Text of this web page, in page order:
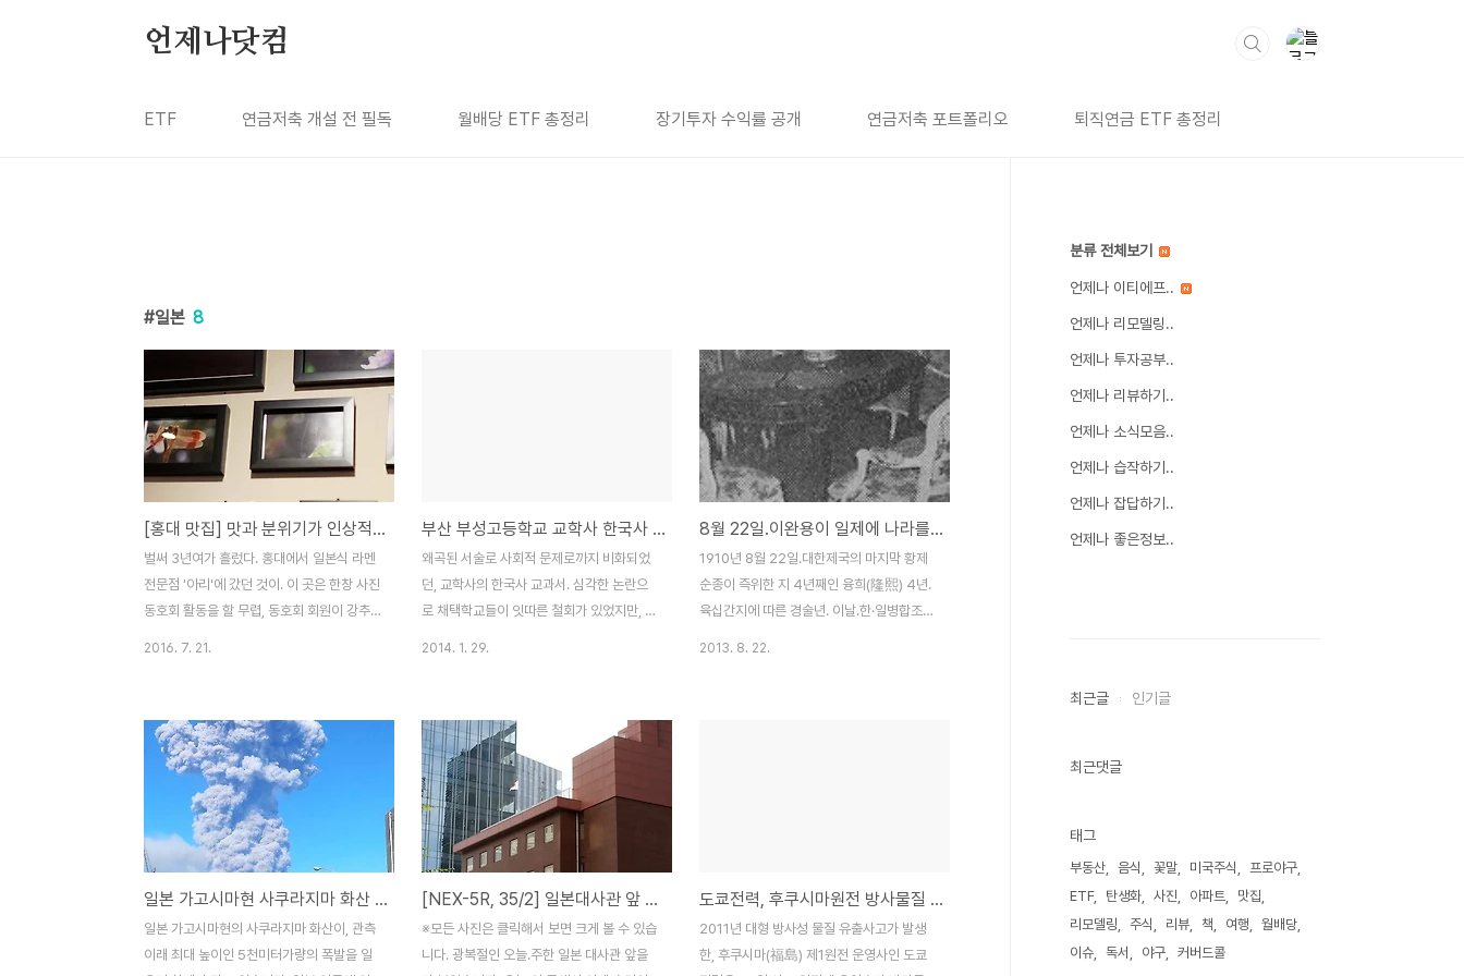
언제나닷컴
ETF 연금저축 개설 전 필독 월배당 ETF 총정리 장기투자 수익률 공개 연금저축 포트폴리오 퇴직연금 ETF 총정리
일본 8
[홍대 맛집] 맛과 분위기가 인상적이었던 일본식 라멘전문점 '아리라멘'
벌써 3년여가 흘렀다. 홍대에서 일본식 라멘
전문점 '아리'에 갔던 것이. 이 곳은 한창 사진
동호회 활동을 할 무렵, 동호회 회원이 강추
삼아 올려 본다. 매장 전반적인 분위기는 드
라마나 영화를 통해 보았던 일본풍이었다. 워
낙 오래 전의 일이라 무슨 라멘인지는 기억이
잘 안 난다. 초심자들이 무난하게 접할 라멘
이라고 해서 선택했던 기억이다. 상당히 특이
하게 보였던 꼬치류들. 역시나 메뉴명은 기억
이 안 난다. 작은 종지와 정말 잘 어울렸던 계
란 노른자의 모습. 맛이 괜찮아서 깨끗하게
비웠던 기억. 일본풍의 고양이 그림이 무척이
2016. 7. 21.
부산 부성고등학교 교학사 한국사 교과서 단독 채택
왜곡된 서술로 사회적 문제로까지 비화되었
던, 교학사의 한국사 교과서. 심각한 논란으
로 채택학교들이 잇따른 철회가 있었지만, 결
는 전국 고교 가운데 유일하게, 교학사의 한
국사 교과서를 채택한 학교가 되었습니다. 최
근, 독도영유권 주장 및 위안부 등, 일본의 역
사왜곡 교과서로 인해, 한.일간의 외교분쟁도
불사하겠다는 분위기가 형성되어 있는데요.
정작 자국내에서 이러한 논란의 교과서가, 의
혹 섞인 검정과정을 통과하고 정부 및 여권
인사들의 채택 독려 등을 거친 것을 보면. 과
연 일본의 역사왜곡 교과서를 비난하는 우리
2014. 1. 29.
8월 22일.이완용이 일제에 나라를 팔아먹은 지 103년째 되는 국치일.
1910년 8월 22일.대한제국의 마지막 황제
순종이 즉위한 지 4년째인 융희(隆熙) 4년.
육십간지에 따른 경술년. 이날.한·일병합조약
통감관저로 달려가, 자신의 명의로 데라우치
와 함께 합방조약을 체결합니다. 한일합병조
약이 체결된 탁자. 을사늑약 체결 당시 겪은
2013. 8. 22.
일본 가고시마현 사쿠라지마 화산 폭발.
일본 가고시마현의 사쿠라지마 화산이, 관측
이래 최대 높이인 5천미터가량의 폭발을 일
[NEX-5R, 35/2] 일본대사관 앞 위안부소녀상의 의미를 되새겨 보고 왔습니다.
※모든 사진은 클릭해서 보면 크게 볼 수 있습
니다. 광복절인 오늘.주한 일본 대사관 앞을
도쿄전력, 후쿠시마원전 방사물질 오염수 바다유출 인정!!
2011년 대형 방사성 물질 유출사고가 발생
한, 후쿠시마(福島) 제1원전 운영사인 도쿄
분류 전체보기
언제나 이티에프..
언제나 리모델링..
언제나 투자공부..
언제나 리뷰하기..
언제나 소식모음..
언제나 습작하기..
언제나 잡답하기..
언제나 좋은정보..
최근글 인기글
최근댓글
태그
부동산 음식 꽃말 미국주식
프로야구
ETF
탄생화 사진 아파트
맛집
리모델링
주식 리뷰 책 여행
월배당
이슈
독서 야구 커버드콜